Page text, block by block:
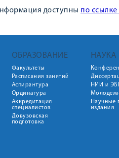
доступны по
ОБРАЗОВАНИЕ
Факультеты
Расписания занятий
Аспирантура
Ординатура
Аккредитация
специалистов
Довузовская
подготовка
НАУКА
НИИ и
Научные
издания